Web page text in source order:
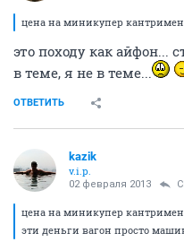
цена на миникупер кантримен
это походу как айфон...
в теме, я не в теме...
ОТВЕТИТЬ
kazik
v.i.p.
02 февраля 2013
цена на миникупер кантримен
эти деньги вагон просто